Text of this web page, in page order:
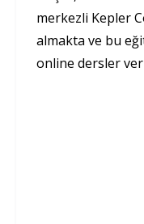
merkezli Kepler
almakta ve bu
online dersler